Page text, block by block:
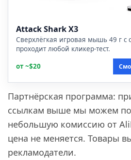
Attack Shark X3
Сверхлёгкая игровая мышь 49 г с
проходит любой кликер-тест.
от ~$20
Партнёрская программа:
ссылкам выше мы можем
небольшую комиссию от
цена не меняется. Товары
рекламодатели.